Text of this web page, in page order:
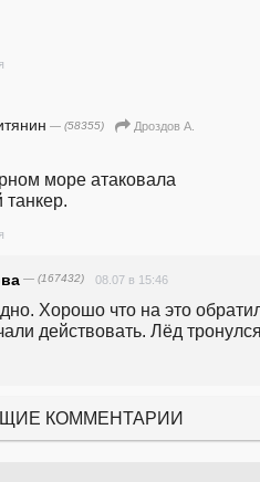
— (58355)
Дроздов А.
море атаковала
танкер.
— (167432) 08.07 в 15:46
Хорошо что на это
действовать. Лёд
КОММЕНТАРИИ